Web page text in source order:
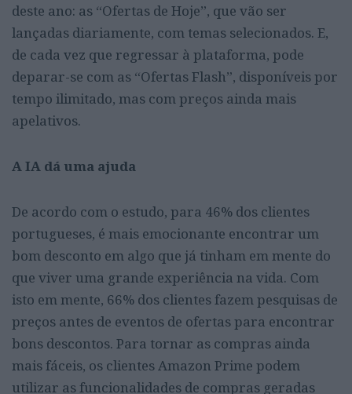
deste ano: as “Ofertas de Hoje”, que vão ser
lançadas diariamente, com temas selecionados. E,
de cada vez que regressar à plataforma, pode
deparar-se com as “Ofertas Flash”, disponíveis por
tempo ilimitado, mas com preços ainda mais
apelativos.
A IA dá uma ajuda
De acordo com o estudo, para 46% dos clientes
portugueses, é mais emocionante encontrar um
bom desconto em algo que já tinham em mente do
que viver uma grande experiência na vida. Com
isto em mente, 66% dos clientes fazem pesquisas de
preços antes de eventos de ofertas para encontrar
bons descontos. Para tornar as compras ainda
mais fáceis, os clientes Amazon Prime podem
utilizar as funcionalidades de compras geradas